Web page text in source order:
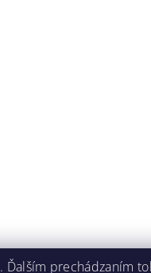
. Ďalším prechádzaním